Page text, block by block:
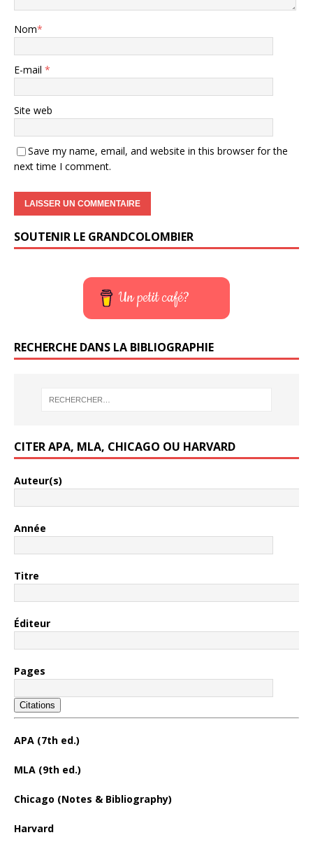
Nom*
E-mail *
Site web
Save my name, email, and website in this browser for the
next time I comment.
SOUTENIR LE GRANDCOLOMBIER
Un petit café?
RECHERCHE DANS LA BIBLIOGRAPHIE
CITER APA, MLA, CHICAGO OU HARVARD
Auteur(s)
Année
Titre
Éditeur
Pages
Citations
APA (7th ed.)
MLA (9th ed.)
Chicago (Notes & Bibliography)
Harvard